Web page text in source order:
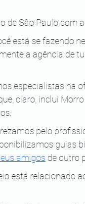
de São Paulo com
está se fazendo
a agência de
especialistas na
claro, inclui Morro
pelo
guias
amigos de outro
está relacionado